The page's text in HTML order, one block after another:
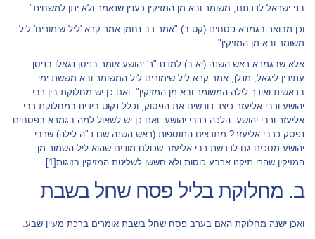
בני ישראל לדרתם, משומר ובא מן המזיקין כענין שנאמר ולא יתן למשחית".
וכן מבואר בגמרא פסחים (קט ב) "אמר רב נחמן אמר קרא 'ליל שימורים' ליל
משומר ובא מן המזיקין".
אלא שבגמרא ראש השנה (יא ב) למדנו "ר' יהושע אומר בניסן נגאלו בניסן
עתידין ליגאל, מנלן, אמר קרא ליל שימורים ליל המשומר ובא מששת ימי
בראשית ואידך לילה המשומר ובא מן המזיקין". ואם כן יש מחלוקת בין רבי
יהושע ורבי אליעזר כיצד דורשים את הפסוק, וכלל נקוט בידינו במחלוקת רבי
אליעזר ורבי יהושע- הלכה כרבי יהושע. ואם כן יש לשאול למה בגמרא בפסחים
נפסק כרבי אליעזר? מתרצים התוספות (ראש השנה שם ד"ה לילה) שרבי
יהושע מסכים גם לדרשת רבי אליעזר שכולם מודים שהוא ליל השמור מן
המזיקין שהרי תיקנו ארבע כוסות ולא חששו לשליטת המזיקין בזוגות[1]
.
ב. מחלוקת בליל פסח שחל בשבת
ואכן ישנה מחלוקת האם בערב פסח שחל בשבת אומרים ברכת מעיין שבע.